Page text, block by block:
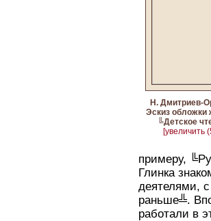
Н. Дмитриев-
Эскиз обложки
╚Детское
[увеличить
примеру,
Глинка
деятелями,
раньше╩.
работали в